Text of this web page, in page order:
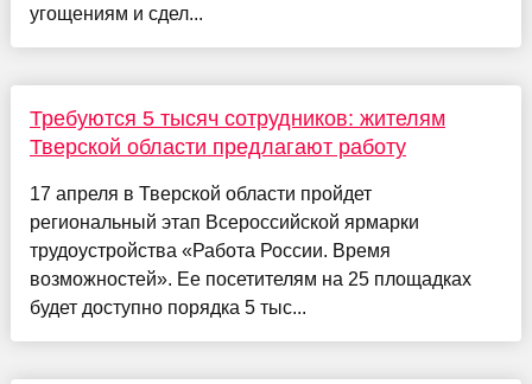
угощениям и сдел...
Требуются 5 тысяч сотрудников: жителям
Тверской области предлагают работу
17 апреля в Тверской области пройдет
региональный этап Всероссийской ярмарки
трудоустройства «Работа России. Время
возможностей». Ее посетителям на 25 площадках
будет доступно порядка 5 тыс...